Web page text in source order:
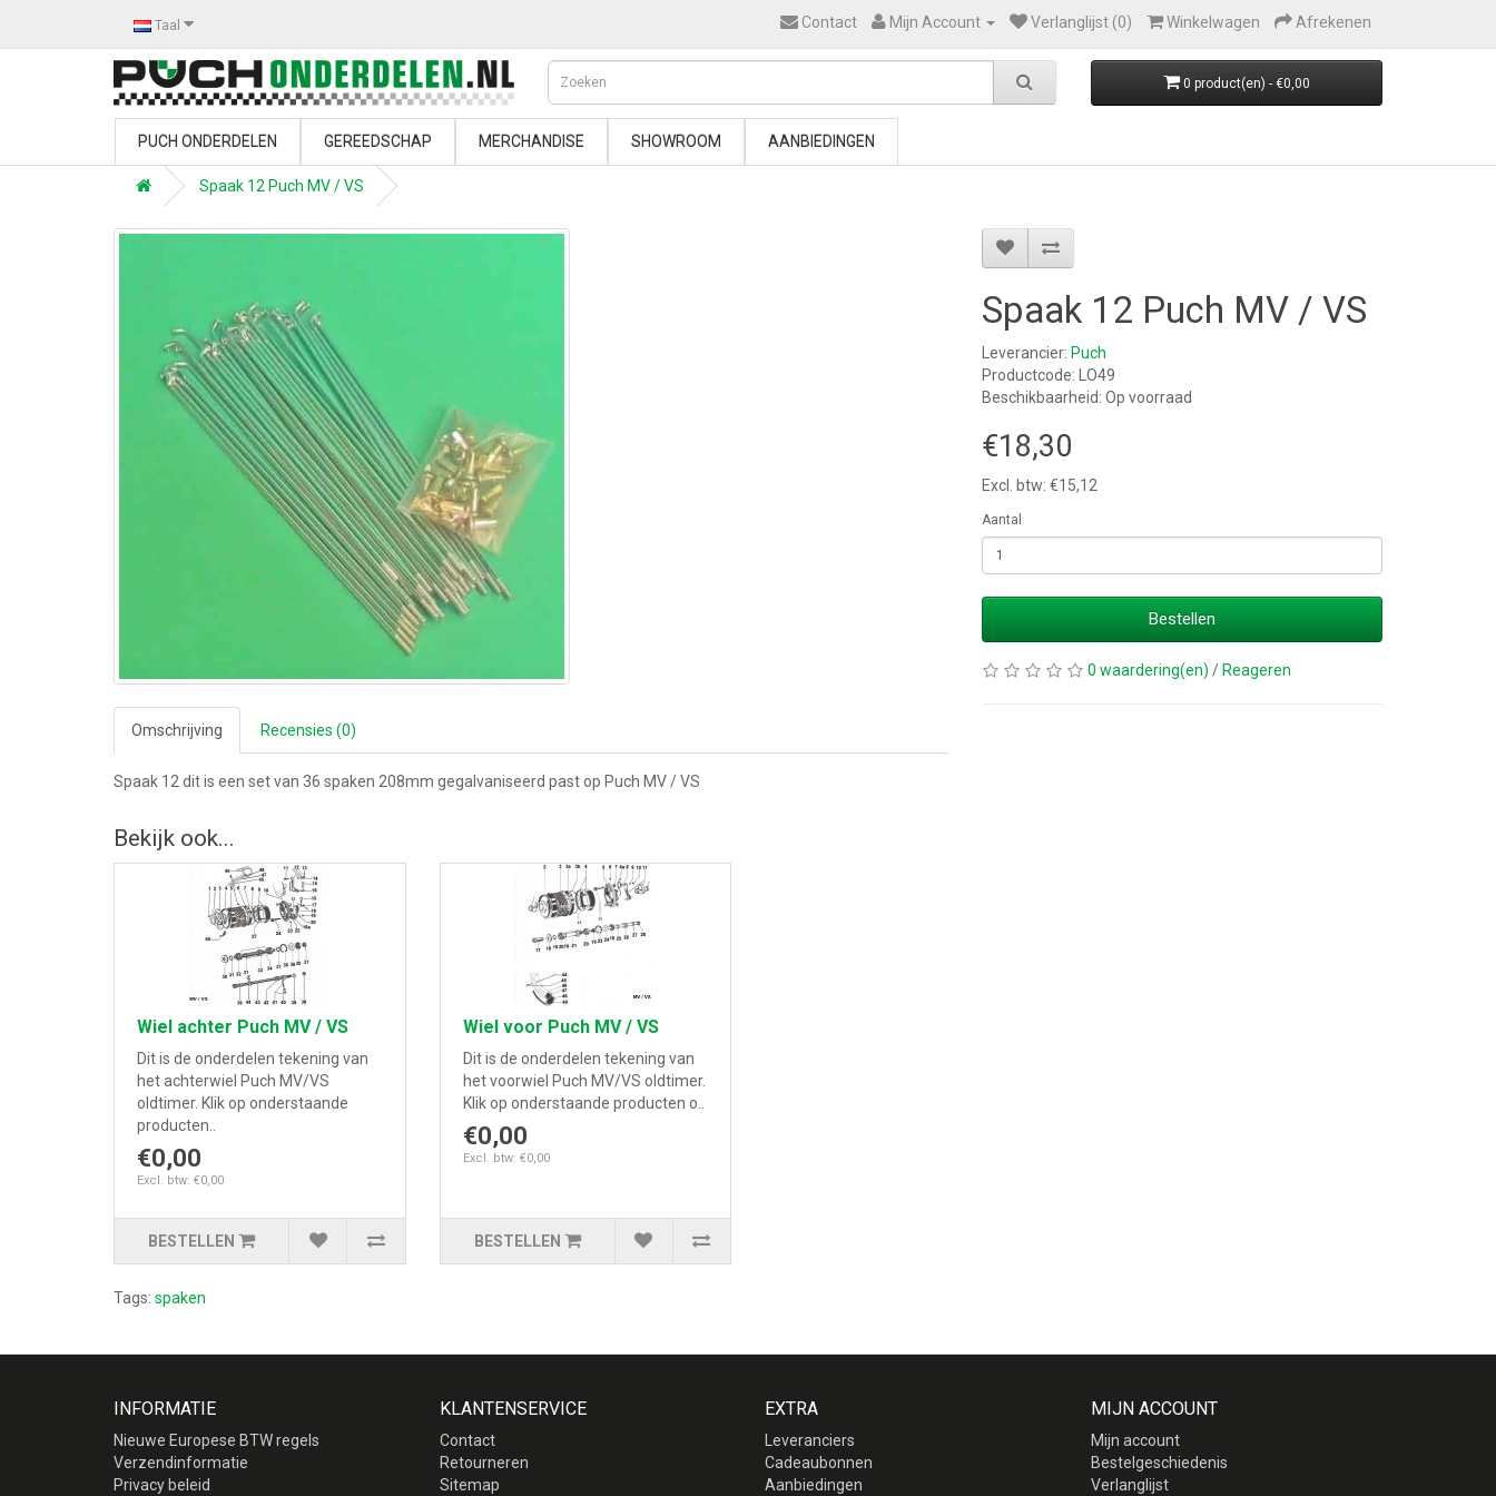
Taal Contact Mijn Account Verlanglijst (0) Winkelwagen Afrekenen
0 product(en) - €0,00
PUCH ONDERDELEN GEREEDSCHAP MERCHANDISE SHOWROOM AANBIEDINGEN
Spaak 12 Puch MV / VS
Omschrijving Recensies (0)
Spaak 12 dit is een set van 36 spaken 208mm gegalvaniseerd past op Puch MV / VS
Spaak 12 Puch MV / VS
Leverancier: Puch
Productcode: LO49
Beschikbaarheid: Op voorraad
€18,30
Excl. btw: €15,12
Aantal
Bestellen
0 waardering(en) / Reageren
Bekijk ook...
Wiel achter Puch MV / VS
Dit is de onderdelen tekening van
het achterwiel Puch MV/VS
oldtimer. Klik op onderstaande
producten..
€0,00
Excl. btw: €0,00
BESTELLEN
Wiel voor Puch MV / VS
Dit is de onderdelen tekening van
het voorwiel Puch MV/VS oldtimer.
Klik op onderstaande producten o..
€0,00
Excl. btw: €0,00
BESTELLEN
Tags: spaken
INFORMATIE
Nieuwe Europese BTW regels
Verzendinformatie
Privacy beleid
KLANTENSERVICE
Contact
Retourneren
Sitemap
EXTRA
Leveranciers
Cadeaubonnen
Aanbiedingen
MIJN ACCOUNT
Mijn account
Bestelgeschiedenis
Verlanglijst